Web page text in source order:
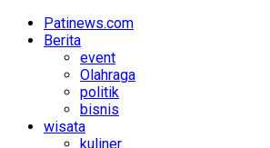
Patinews.com
Berita
event
Olahraga
politik
bisnis
wisata
kuliner